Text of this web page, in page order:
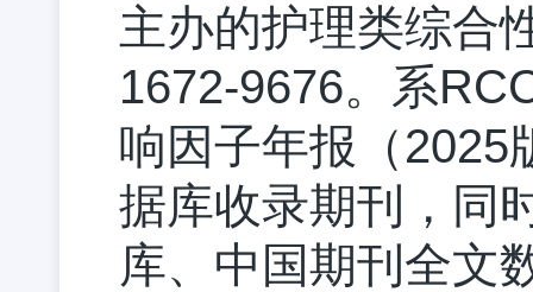
主办的护理类综合
1672-9676。系
响因子年报（2025
据库收录期刊，同
库、中国期刊全文